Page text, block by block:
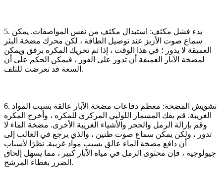
5. بدء فشل مكثف: استبدال مكثف من نفس المواصفات. يمكن
سماع صوت الأزيز عند توصيل الطاقة ، لكن محرك مضخة البئر
العميقة لا يدور ؛ في هذا الوقت ، إذا تم تحريك المكره برفق ويمكن
لمضخة الآبار العميقة أن تدور على الفور ، فيمكن الحكم على أن
السعة قد تعرضت للتلف.
6. تشويش المضخة: معظم دفاعات مضخة الآبار عالقة بسبب المواد
الغريبة. قم بفك المسمار اللولبي المركزي للمكره ، وأخرج المكره
وقم بإزالة الرمل والحجر والأشياء الغريبة الأخرى. مضخة الماء لا
تدور ، ولكن يمكن سماع صوت طنين ، والذي يرجع في الغالب إلى
أن دافع مضخة الماء عالق بسبب مواد غريبة. نظرًا لأسباب
جيولوجية ، فإن محتوى الرمل في مياه الآبار كبير ، مما يسهل إلحاق
الضرر بغطاء المرشح.